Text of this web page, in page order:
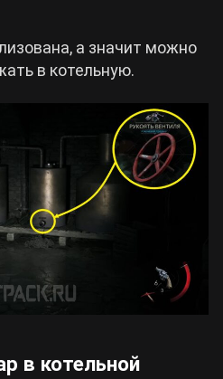
а значит можно
в котельную.
в котельной